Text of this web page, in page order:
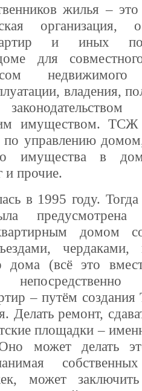
жилья –
организация,
и иных
для
недвижимого
владения,
имуществом. ТСЖ
по управлению
имущества в
и прочие.
в 1995 году.
предусмотрена
домом
чердаками,
дома (всё это
– путём создания
Делать ремонт,
площадки –
может делать
может